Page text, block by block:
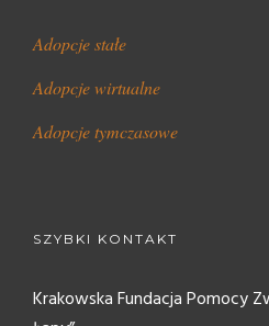
Adopcje stałe
Adopcje wirtualne
Adopcje tymczasowe
SZYBKI KONTAKT
Krakowska Fundacja Pomocy